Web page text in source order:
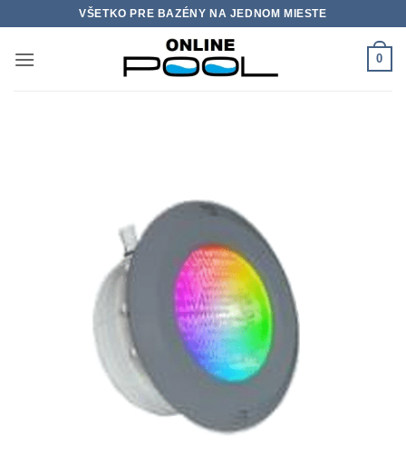
content
VŠETKO PRE BAZÉNY NA JEDNOM MIESTE
0